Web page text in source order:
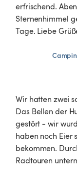
erfrischend.
Sternenhimmel
Tage. Liebe
Wir hatten zwei
Das Bellen der
gestört - wir
haben noch Eier
bekommen.
Radtouren